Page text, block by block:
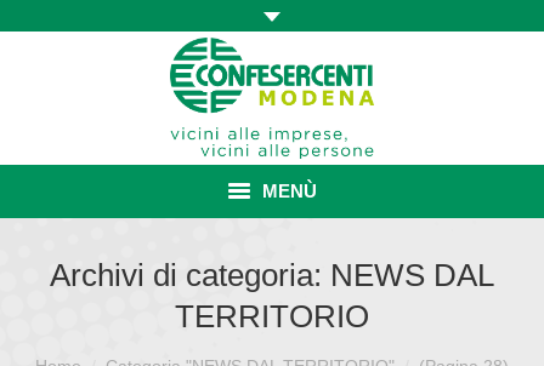
MENÙ
ASSOCIAZIONE
Archivi di categoria: NEWS DAL
TERRITORIO